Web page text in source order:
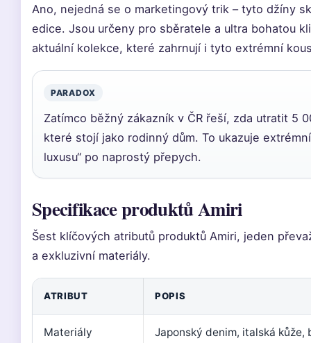
Ano, nejedná se o marketingový trik – tyto džíny
edice. Jsou určeny pro sběratele a ultra bohatou
aktuální kolekce, které zahrnují i tyto extrémní
PARADOX
Zatímco běžný zákazník v ČR řeší, zda utratit 5
které stojí jako rodinný dům. To ukazuje
luxusu“ po naprostý přepych.
Specifikace produktů Amiri
Šest klíčových atributů produktů Amiri, jeden
a exkluzivní materiály.
ATRIBUT POPIS
Materiály Japonský denim, italská